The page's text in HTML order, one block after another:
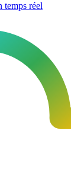
temps réel